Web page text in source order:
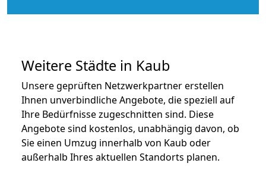
Weitere Städte in Kaub
Unsere geprüften Netzwerkpartner erstellen
Ihnen unverbindliche Angebote, die speziell auf
Ihre Bedürfnisse zugeschnitten sind. Diese
Angebote sind kostenlos, unabhängig davon, ob
Sie einen Umzug innerhalb von Kaub oder
außerhalb Ihres aktuellen Standorts planen.